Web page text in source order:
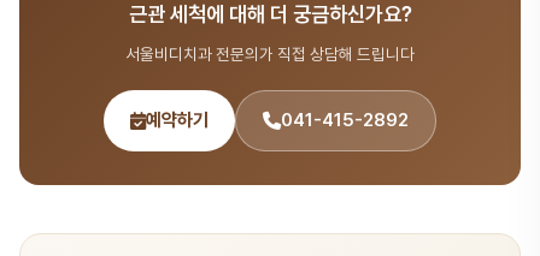
041-415-2892 또는 온라인 예약(bdbddc.com/reservation)
으로 상담을 받으실 수 있습니다.
근관 세척에 대해 더 궁금하신가요?
서울비디치과 전문의가 직접 상담해 드립니다
예약하기 041-415-2892